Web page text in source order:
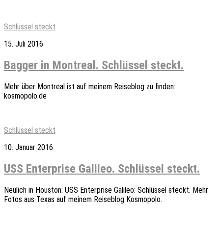
Schlüssel steckt
15. Juli 2016
Bagger in Montreal. Schlüssel steckt.
Mehr über Montreal ist auf meinem Reiseblog zu finden:
kosmopolo.de
Schlüssel steckt
10. Januar 2016
USS Enterprise Galileo. Schlüssel steckt.
Neulich in Houston: USS Enterprise Galileo: Schlüssel steckt. Mehr
Fotos aus Texas auf meinem Reiseblog Kosmopolo.